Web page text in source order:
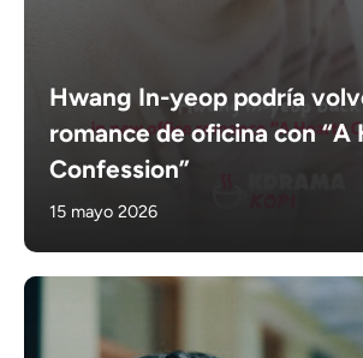
Hwang In-yeop podría
romance de oficina con “A
Confession”
15 mayo 2026